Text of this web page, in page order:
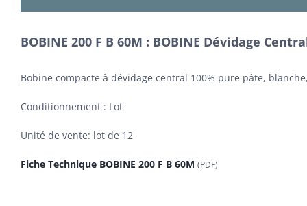
BOBINE 200 F B 60M : BOBINE Dévidage
Bobine compacte à dévidage central 100% pure pâte,
Conditionnement : Lot
Unité de vente: lot de 12
Fiche Technique BOBINE 200 F B 60M (PDF)